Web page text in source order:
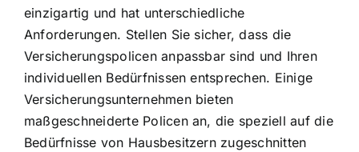
einzigartig und hat unterschiedliche
Anforderungen. Stellen Sie sicher, dass die
Versicherungspolicen anpassbar sind und Ihren
individuellen Bedürfnissen entsprechen. Einige
Versicherungsunternehmen bieten
maßgeschneiderte Policen an, die speziell auf die
Bedürfnisse von Hausbesitzern zugeschnitten